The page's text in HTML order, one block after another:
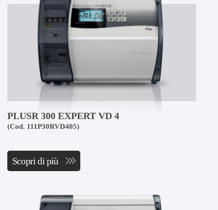
PLUSR 300 EXPERT VD 4
(Cod. 111P30RVD405)
Scopri di più